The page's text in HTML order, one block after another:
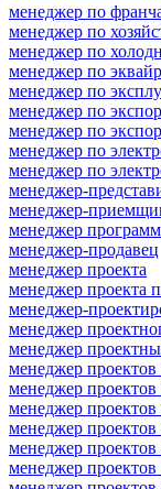
менеджер по
менеджер по
менеджер по
менеджер по
менеджер по
менеджер по
менеджер по
менеджер по
менеджер по
менеджер-
менеджер-
менеджер
менеджер-продавец
менеджер проекта
менеджер проекта
менеджер-
менеджер
менеджер
менеджер
менеджер
менеджер проектов
менеджер проектов
менеджер
менеджер